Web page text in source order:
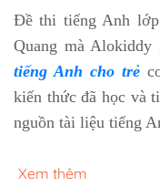
Đề thi tiếng Anh
Quang mà Alokiddy
tiếng Anh cho trẻ
kiến thức đã học và
nguồn tài liệu tiếng
Xem thêm